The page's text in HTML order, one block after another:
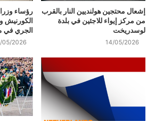
إشعال محتجين هولنديين النار بالقرب
من مركز إيواء للاجئين في بلدة
لوسدريخت
14/05/2026
رؤساء
الكورنيش
الجري في
05/2026